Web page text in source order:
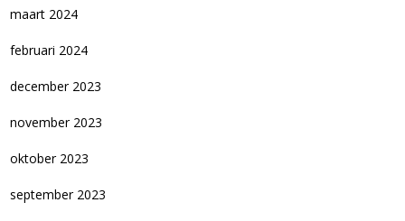
maart 2024
februari 2024
december 2023
november 2023
oktober 2023
september 2023